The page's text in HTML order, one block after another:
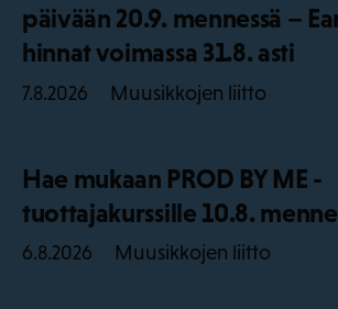
päivään 20.9. mennessä –
hinnat voimassa 31.8. asti
7.8.2026 Muusikkojen liitto
Hae mukaan PROD BY ME -
tuottajakurssille 10.8.
6.8.2026 Muusikkojen liitto